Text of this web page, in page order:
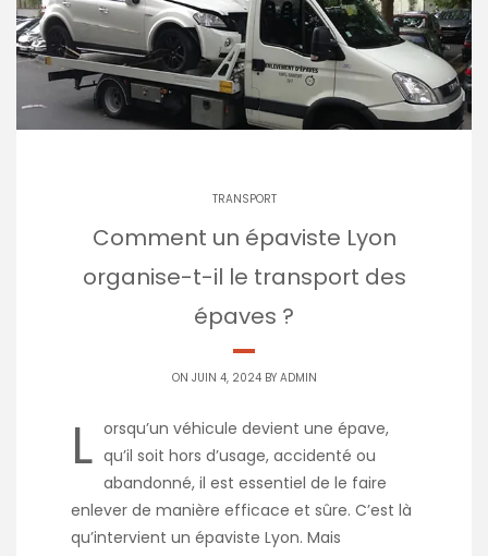
TRANSPORT
Comment un épaviste Lyon
organise-t-il le transport des
épaves ?
ON JUIN 4, 2024 BY ADMIN
L orsqu’un véhicule devient une épave,
qu’il soit hors d’usage, accidenté ou
abandonné, il est essentiel de le faire
enlever de manière efficace et sûre. C’est là
qu’intervient un épaviste Lyon. Mais